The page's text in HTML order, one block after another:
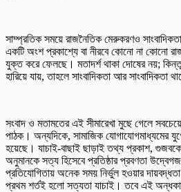
সাম্প্রতিক সময়ে রাজনৈতিক মেরুকরণও
একটি অংশ প্রকাশ্যে বা নীরবে কোনো না কোনো
যুক্ত করে ফেলছে। মতাদর্শ থাকা দোষের নয়; কিন্তু
হারিয়ে যায়, তাহলে সাংবাদিকতা আর সাংবাদিকতা
সংবাদ ও মতামতের এই সীমারেখা মুছে গেলে
পাঠক। অন্যদিকে, সামাজিক যোগাযোগমাধ্যমের
হয়েছে। যাচাই-বাছাই ছাড়াই তথ্য প্রকাশ, গুজবকে
অনুমানকে সত্য হিসেবে প্রতিষ্ঠার প্রবণতা
প্রতিযোগিতায় অনেক সময় নির্ভুল হওয়ার
প্রথম শর্তই হলো সত্যতা যাচাই। তবে এই